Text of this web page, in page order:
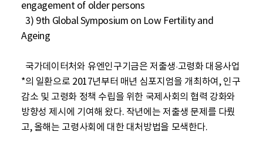
engagement of older persons
  3) 9th Global Symposium on Low Fertility and
Ageing
*의 일환으로 2017년부터 매년 심포지엄을 개최하여, 인구
감소 및 고령화 정책 수립을 위한 국제사회의 협력 강화와
방향성 제시에 기여해 왔다. 작년에는 저출생 문제를 다뤘
고, 올해는 고령사회에 대한 대처방법을 모색한다.